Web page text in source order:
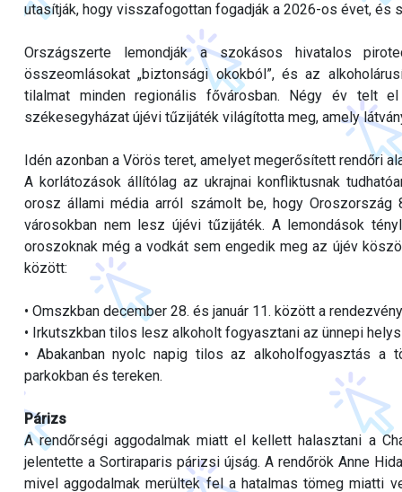
utasítják, hogy visszafogottan fogadják a 2026-os évet, és
Országszerte lemondják a szokásos hivatalos
összeomlásokat „biztonsági okokból”, és az
tilalmat minden regionális fővárosban. Négy év telt
székesegyházat újévi tűzijáték világította meg, amely
Idén azonban a Vörös teret, amelyet megerősített rendőri
A korlátozások állítólag az ukrajnai konfliktusnak
orosz állami média arról számolt be, hogy
városokban nem lesz újévi tűzijáték. A lemondások
oroszoknak még a vodkát sem engedik meg az újév
között:
• Omszkban december 28. és január 11. között a
• Irkutszkban tilos lesz alkoholt fogyasztani az ünnepi
• Abakanban nyolc napig tilos az alkoholfogyasztás a
parkokban és tereken.
Párizs
A rendőrségi aggodalmak miatt el kellett halasztani a
jelentette a Sortiraparis párizsi újság. A rendőrök Anne
mivel aggodalmak merültek fel a hatalmas tömeg miatti